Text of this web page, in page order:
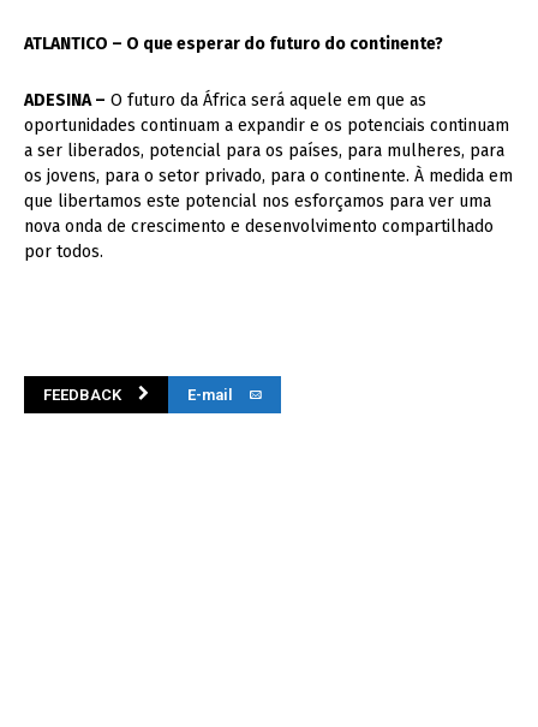
ATLANTICO – O que esperar do futuro do continente?
ADESINA – O futuro da África será aquele em que as
oportunidades continuam a expandir e os potenciais continuam
a ser liberados, potencial para os países, para mulheres, para
os jovens, para o setor privado, para o continente. À medida em
que libertamos este potencial nos esforçamos para ver uma
nova onda de crescimento e desenvolvimento compartilhado
por todos.
FEEDBACK E-mail